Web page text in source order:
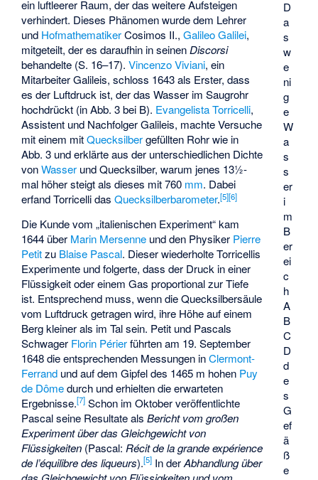
D
a
s
w
e
ni
g
e
W
a
s
s
er
i
m
B
er
ei
c
h
A
B
C
D
d
e
s
G
ef
ä
ß
e
ein luftleerer Raum, der das weitere Aufsteigen
verhindert. Dieses Phänomen wurde dem Lehrer
und HofmathematikerCosimos II.,Galileo Galilei,
mitgeteilt, der es daraufhin in seinenDiscorsi
behandelte (S. 16–17).Vincenzo Viviani, ein
Mitarbeiter Galileis, schloss 1643 als Erster, dass
es der Luftdruck ist, der das Wasser im Saugrohr
hochdrückt (in Abb. 3 bei B). Evangelista Torricelli,
Assistent und Nachfolger Galileis, machte Versuche
mit einem mitQuecksilbergefüllten Rohr wie in
Abb. 3 und erklärte aus der unterschiedlichen Dichte
vonWasser und Quecksilber, warum jenes 13½-
mal höher steigt als dieses mit 760 mm. Dabei
erfand Torricelli dasQuecksilberbarometer.[5][6]
Die Kunde vom „italienischen Experiment“ kam
1644 über Marin Mersenne und den Physiker Pierre
Petitzu Blaise Pascal. Dieser wiederholte Torricellis
Experimente und folgerte, dass der Druck in einer
Flüssigkeit oder einem Gas proportional zur Tiefe
ist. Entsprechend muss, wenn die Quecksilbersäule
vom Luftdruck getragen wird, ihre Höhe auf einem
Berg kleiner als im Tal sein. Petit und Pascals
Schwager Florin Périerführten am 19. September
1648 die entsprechenden Messungen inClermont-
Ferrand und auf dem Gipfel des 1465 m hohen Puy
de Dômedurch und erhielten die erwarteten
Ergebnisse.[7] Schon im Oktober veröffentlichte
Pascal seine Resultate alsBericht vom großen
Experiment über das Gleichgewicht von
Flüssigkeiten (Pascal: Récit de la grande expérience
de l’équilibre des liqueurs).[5] In derAbhandlung über